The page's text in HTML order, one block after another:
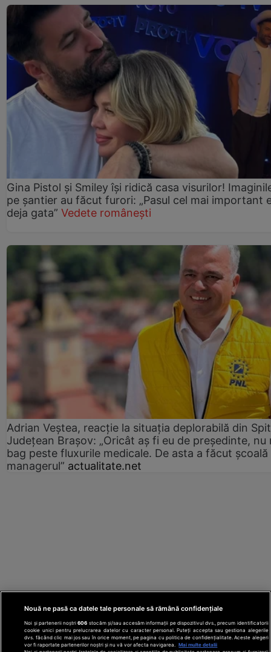
Gina Pistol și Smiley își ridică casa visurilor!
pe șantier au făcut furori: „Pasul cel mai important
deja gata” Vedete românești
Adrian Veștea, reacție la situația deplorabilă din
Județean Brașov: „Oricât aș fi eu de președinte, nu
bag peste fluxurile medicale. De asta a făcut școală
managerul” actualitate.net
Nouă ne pasă ca datele tale personale să rămână confidențiale
Noi și partenerii noștri606 stocăm și/sau accesăm informații pe dispozitivul dvs., precum identificatorii
cookie unici pentru prelucrarea datelor cu caracter personal. Puteți accepta sau gestiona alegerile
dvs. făcând clic mai jos sau în orice moment, pe pagina cu politica de confidențialitate. Aceste alegeri
vor fi raportate partenerilor noștri și nu vă vor afecta navigarea.
Mai multe detalii